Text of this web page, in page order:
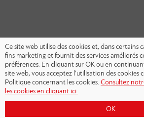
Ce site web utilise des cookies et, dans certains
fins marketing et fournit des services améliorés
préférences. En cliquant sur OK ou en
site web, vous acceptez l’utilisation des
Politique concernant les cookies. Consultez
les cookies en cliquant ici.
OK